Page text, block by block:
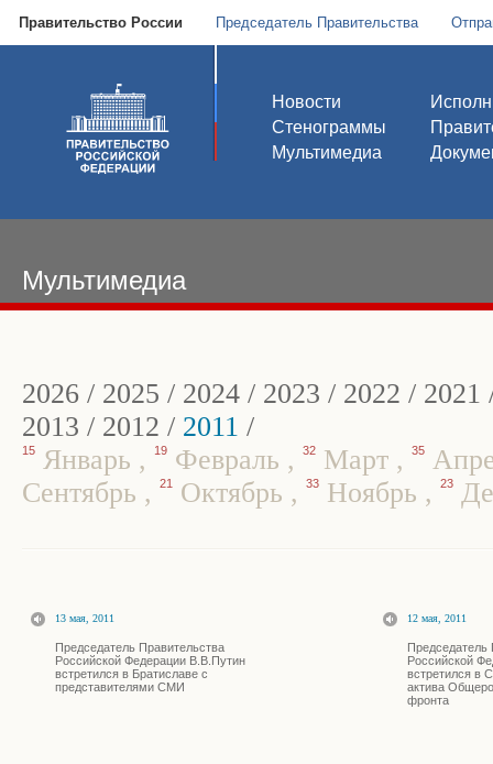
Правительство России Председатель Правительства
Новости
Стенограммы
Мультимедиа
Мультимедиа
2026 / 2025 / 2024 / 2023 / 2022 / 2021
2013 / 2012 / 2011 /
15 Январь , 19 Февраль , 32 Март , 35
Сентябрь , 21 Октябрь , 33 Ноябрь , 23
13 мая, 2011
Председатель Правительства
Российской Федерации В.В.Путин
встретился в Братиславе с
представителями СМИ
12 мая, 2011
Председатель
Российской
встретился в
актива
фронта